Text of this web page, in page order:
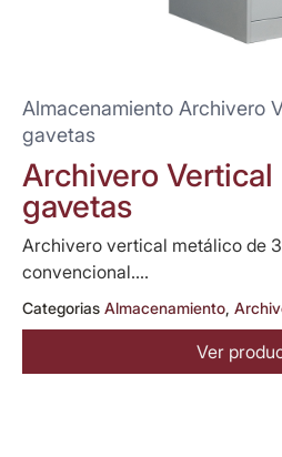
Almacenamiento Archivero
gavetas
Archivero
gavetas
Archivero vertical metálico de
convencional....
Categorias Almacenamiento,
Ver